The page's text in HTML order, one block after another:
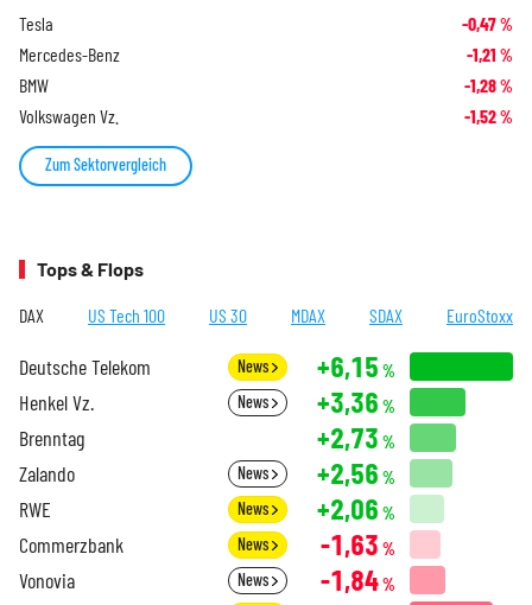
Tesla -0,47%
Mercedes-Benz -1,21 %
BMW -1,28%
Volkswagen Vz. -1,52%
Zum Sektorvergleich
Tops & Flops
DAX US Tech 100 US 30 MDAX SDAX EuroStoxx
Deutsche Telekom News +6,15 %
Henkel Vz. News +3,36 %
Brenntag +2,73 %
Zalando News +2,56 %
RWE News +2,06 %
Commerzbank News -1,63 %
Vonovia News -1,84%